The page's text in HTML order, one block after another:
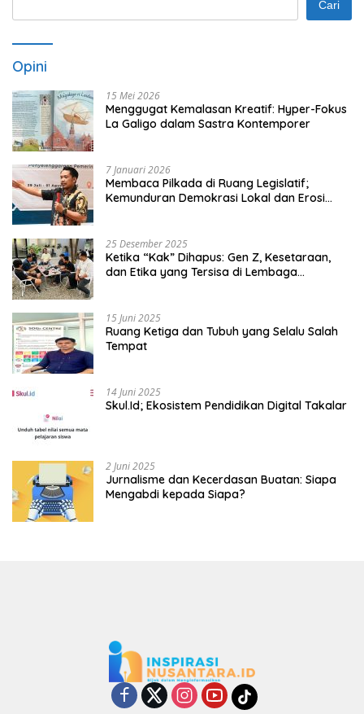
Cari
Opini
15 Mei 2026
Menggugat Kemalasan Kreatif: Hyper-Fokus
La Galigo dalam Sastra Kontemporer
7 Januari 2026
Membaca Pilkada di Ruang Legislatif;
Kemunduran Demokrasi Lokal dan Erosi
25 Desember 2025
Ketika “Kak” Dihapus: Gen Z, Kesetaraan,
dan Etika yang Tersisa di Lembaga
15 Juni 2025
Ruang Ketiga dan Tubuh yang Selalu Salah
Tempat
14 Juni 2025
Skul.Id; Ekosistem Pendidikan Digital Takalar
2 Juni 2025
Jurnalisme dan Kecerdasan Buatan: Siapa
Mengabdi kepada Siapa?